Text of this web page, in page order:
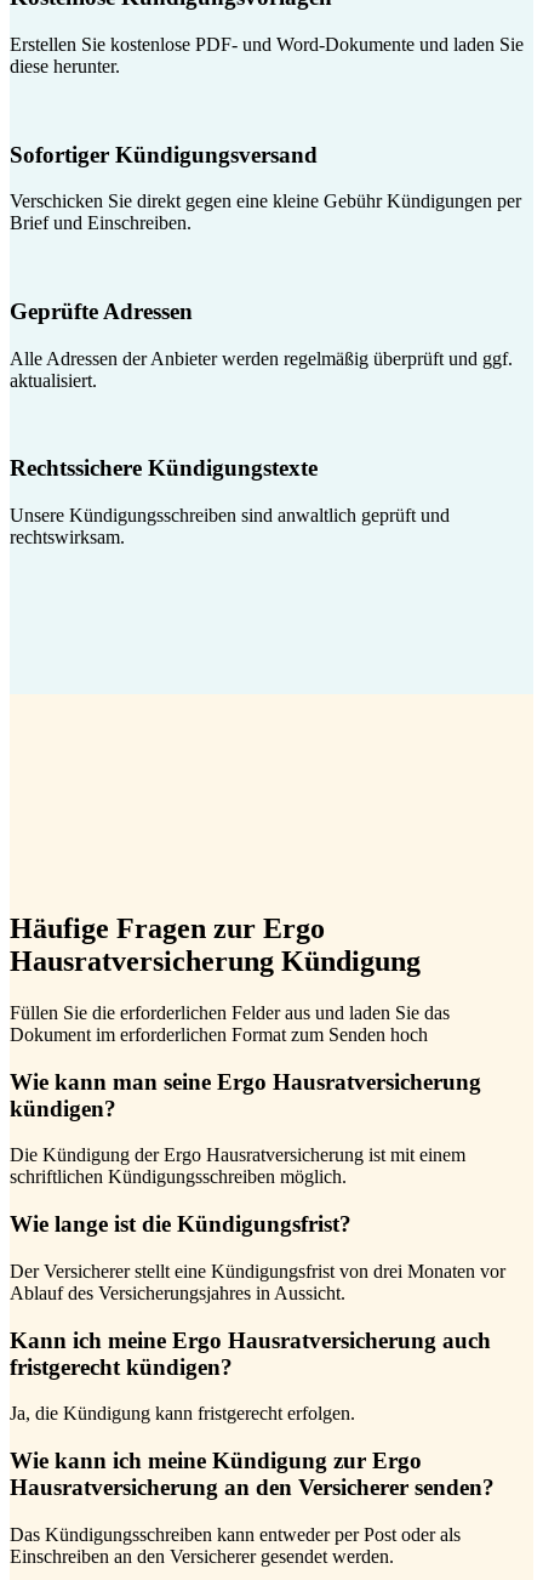
Erstellen Sie kostenlose PDF- und Word-Dokumente und laden Sie
diese herunter.
Sofortiger Kündigungsversand
Verschicken Sie direkt gegen eine kleine Gebühr Kündigungen per
Brief und Einschreiben.
Geprüfte Adressen
Alle Adressen der Anbieter werden regelmäßig überprüft und ggf.
aktualisiert.
Rechtssichere Kündigungstexte
Unsere Kündigungsschreiben sind anwaltlich geprüft und
rechtswirksam.
Häufige Fragen zur Ergo
Hausratversicherung Kündigung
Füllen Sie die erforderlichen Felder aus und laden Sie das
Dokument im erforderlichen Format zum Senden hoch
Wie kann man seine Ergo Hausratversicherung
kündigen?
Die Kündigung der Ergo Hausratversicherung ist mit einem
schriftlichen Kündigungsschreiben möglich.
Wie lange ist die Kündigungsfrist?
Der Versicherer stellt eine Kündigungsfrist von drei Monaten vor
Ablauf des Versicherungsjahres in Aussicht.
Kann ich meine Ergo Hausratversicherung auch
fristgerecht kündigen?
Ja, die Kündigung kann fristgerecht erfolgen.
Wie kann ich meine Kündigung zur Ergo
Hausratversicherung an den Versicherer senden?
Das Kündigungsschreiben kann entweder per Post oder als
Einschreiben an den Versicherer gesendet werden.